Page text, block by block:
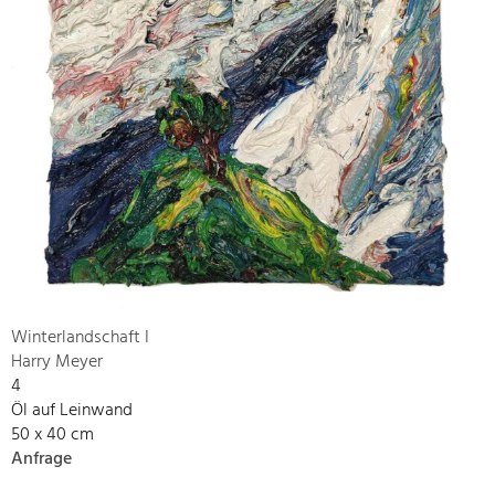
Winterlandschaft I
Harry Meyer
4
Öl auf Leinwand
50 x 40 cm
Anfrage